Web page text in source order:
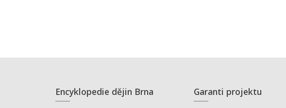
Encyklopedie dějin Brna
Garanti projektu